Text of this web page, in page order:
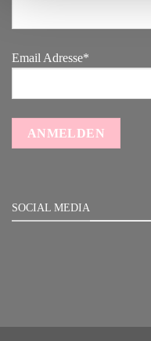
Email Adresse*
SOCIAL MEDIA